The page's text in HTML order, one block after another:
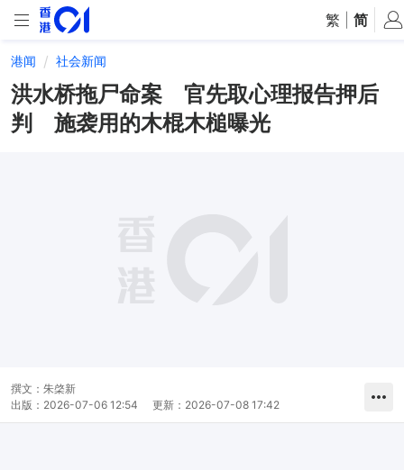
繁 简
港闻 社会新闻
洪水桥拖尸命案 官先取心理报告押后
判 施袭用的木棍木槌曝光
撰文： 朱棨新
出版： 2026-07-06 12:54 更新： 2026-07-08 17:42